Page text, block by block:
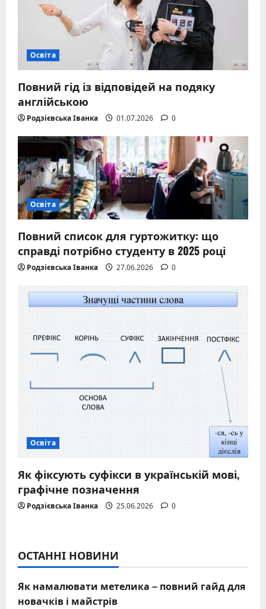
Освіта
Повний гід із відповідей на подяку
англійською
Родзієвська Іванка 01.07.2026 0
Освіта
Повний список для гуртожитку: що
справді потрібно студенту в 2025 році
Родзієвська Іванка 27.06.2026 0
Освіта
Як фіксують суфікси в українській мові,
графічне позначення
Родзієвська Іванка 25.06.2026 0
ОСТАННІ НОВИНИ
Як намалювати метелика – повний гайд для
новачків і майстрів